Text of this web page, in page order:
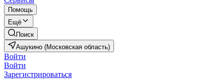
Помощь
Ещё
Поиск
Ашукино (Московская область)
Войти
Войти
Зарегистрироваться